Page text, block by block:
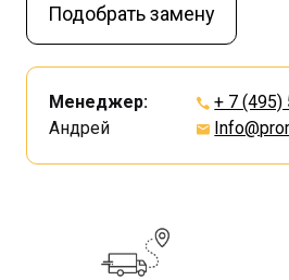
Подобрать замену
Менеджер:
Андрей
+ 7 (495)